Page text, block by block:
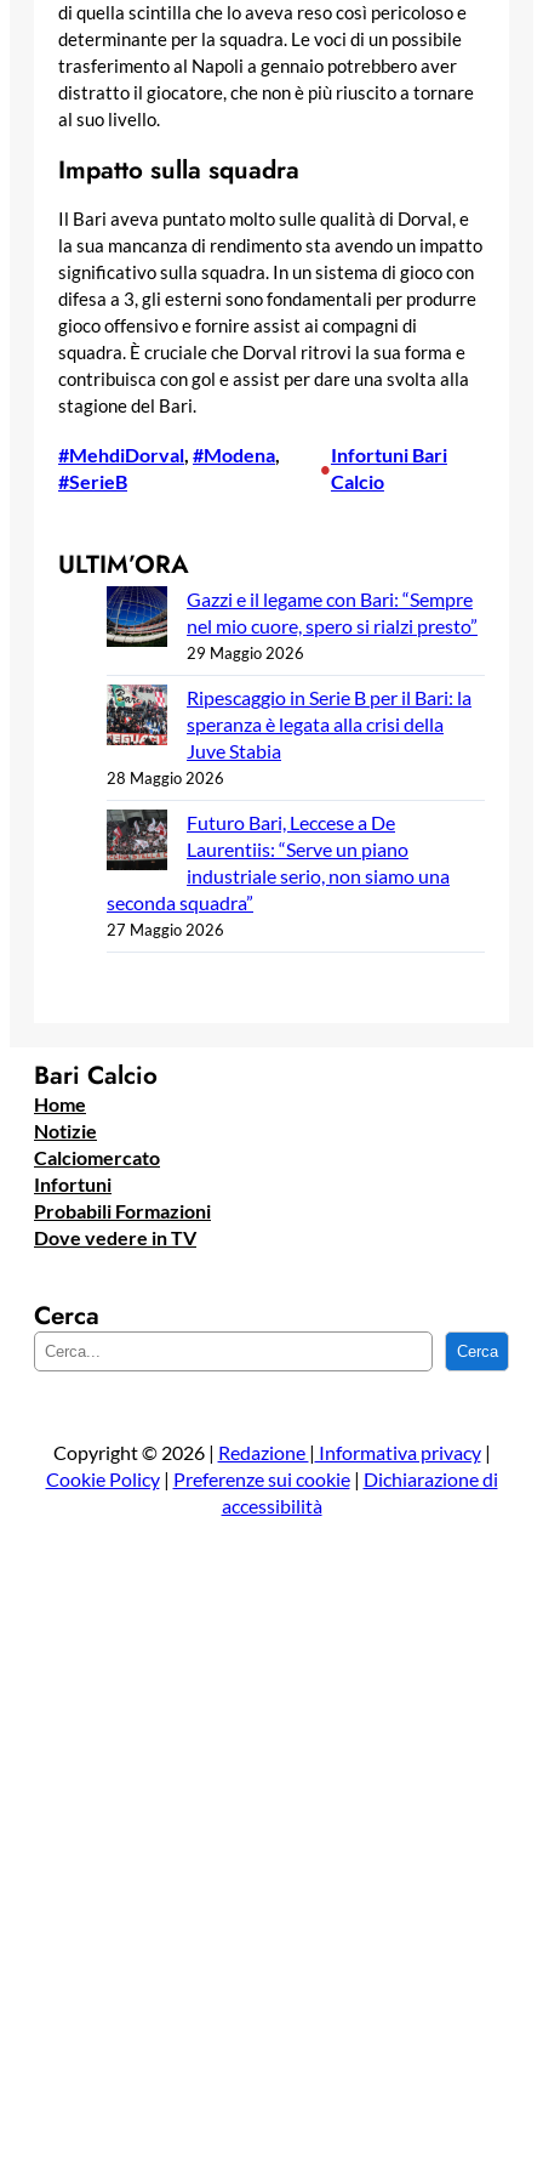
di quella scintilla che lo aveva reso così pericoloso e
determinante per la squadra. Le voci di un possibile
trasferimento al Napoli a gennaio potrebbero aver
distratto il giocatore, che non è più riuscito a tornare
al suo livello.
Impatto sulla squadra
Il Bari aveva puntato molto sulle qualità di Dorval, e
la sua mancanza di rendimento sta avendo un impatto
significativo sulla squadra. In un sistema di gioco con
difesa a 3, gli esterni sono fondamentali per produrre
gioco offensivo e fornire assist ai compagni di
squadra. È cruciale che Dorval ritrovi la sua forma e
contribuisca con gol e assist per dare una svolta alla
stagione del Bari.
#MehdiDorval, #Modena
#SerieB
•
Infortuni Bari
Calcio
ULTIM’ORA
Gazzi e il legame con Bari: “Sempre
nel mio cuore, spero si rialzi presto”
29 Maggio 2026
Ripescaggio in Serie B per il Bari: la
speranza è legata alla crisi della
Juve Stabia
28 Maggio 2026
Futuro Bari, Leccese a De
Laurentiis: “Serve un piano
industriale serio, non siamo una
seconda squadra”
27 Maggio 2026
Bari Calcio
Home
Notizie
Calciomercato
Infortuni
Probabili Formazioni
Dove vedere in TV
Cerca
e
a
Cerca
Copyright © 2026 | Redazione | Informativa privacy|
Cookie Policy| Preferenze sui cookie| Dichiarazione di
accessibilità